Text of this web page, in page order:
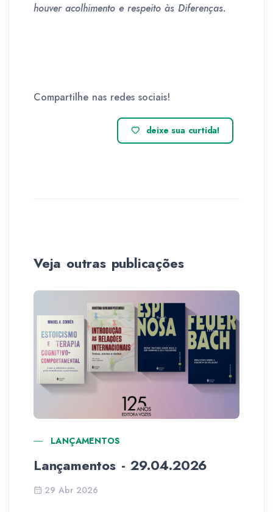
houver acolhimento e respeito às Diferenças.
Compartilhe nas redes sociais!
deixe sua curtida!
Veja outras publicações
LANÇAMENTOS
Lançamentos - 29.04.2026
29 Abr 2026